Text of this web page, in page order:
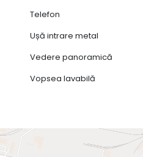
Telefon
Ușă intrare metal
Vedere panoramică
Vopsea lavabilă